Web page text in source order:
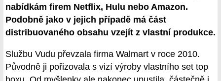
nabídkám firem Netflix, Hulu nebo Amazon.
Podobně jako v jejich případě má část
distribuovaného obsahu vzejít z vlastní produkce.
Službu Vudu převzala firma Walmart v roce 2010.
Původně ji pořizovala s vizí výroby vlastního set top